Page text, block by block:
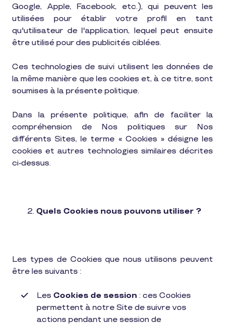
Google, Apple, Facebook, etc.), qui peuvent les
utilisées pour établir votre profil en tant
qu'utilisateur de l'application, lequel peut ensuite
être utilisé pour des publicités ciblées.
Ces technologies de suivi utilisent les données de
la même manière que les cookies et, à ce titre, sont
soumises à la présente politique.
Dans la présente politique, afin de faciliter la
compréhension de Nos politiques sur Nos
différents Sites, le terme « Cookies » désigne les
cookies et autres technologies similaires décrites
ci-dessus.
Quels Cookies nous pouvons utiliser ?
Les types de Cookies que nous utilisons peuvent
être les suivants :
Les Cookies de session : ces Cookies
permettent à notre Site de suivre vos
actions pendant une session de